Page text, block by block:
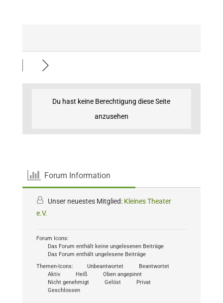
Du hast keine Berechtigung diese Seite
anzusehen
Forum Information
Unser neuestes Mitglied: Kleines Theater
e.V.
Forum Icons:
Das Forum enthält keine ungelesenen Beiträge
Das Forum enthält ungelesene Beiträge
Themen-Icons:
Unbeantwortet
Beantwortet
Aktiv
Heiß
Oben angepinnt
Nicht genehmigt
Gelöst
Privat
Geschlossen